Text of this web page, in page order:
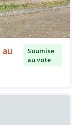
Soumise
au vote